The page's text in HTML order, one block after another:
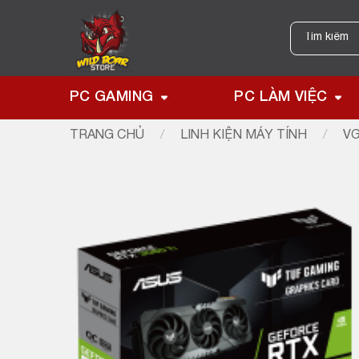
Tìm
kiếm:
PC GAMING PC LÀM VIỆC
TRANG CHỦ / LINH KIỆN MÁY TÍNH /